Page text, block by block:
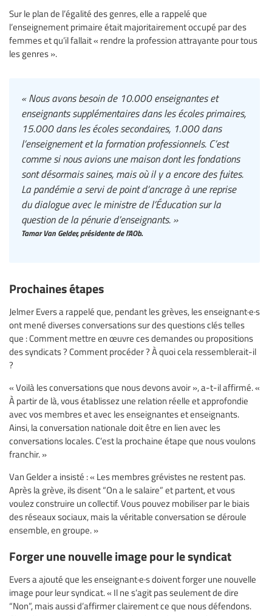
Sur le plan de l’égalité des genres, elle a rappelé que
l’enseignement primaire était majoritairement occupé par des
femmes et qu’il fallait « rendre la profession attrayante pour tous
les genres ».
« Nous avons besoin de 10.000 enseignantes et
enseignants supplémentaires dans les écoles primaires,
15.000 dans les écoles secondaires, 1.000 dans
l’enseignement et la formation professionnels. C’est
comme si nous avions une maison dont les fondations
sont désormais saines, mais où il y a encore des fuites.
La pandémie a servi de point d’ancrage à une reprise
du dialogue avec le ministre de l’Éducation sur la
question de la pénurie d’enseignants. »
Tamar Van Gelder, présidente de l’AOb.
Prochaines étapes
Jelmer Evers a rappelé que, pendant les grèves, les enseignant·e·s
ont mené diverses conversations sur des questions clés telles
que : Comment mettre en œuvre ces demandes ou propositions
des syndicats ? Comment procéder ? À quoi cela ressemblerait-il
?
« Voilà les conversations que nous devons avoir », a-t-il affirmé. «
À partir de là, vous établissez une relation réelle et approfondie
avec vos membres et avec les enseignantes et enseignants.
Ainsi, la conversation nationale doit être en lien avec les
conversations locales. C’est la prochaine étape que nous voulons
franchir. »
Van Gelder a insisté : « Les membres grévistes ne restent pas.
Après la grève, ils disent “On a le salaire” et partent, et vous
voulez construire un collectif. Vous pouvez mobiliser par le biais
des réseaux sociaux, mais la véritable conversation se déroule
ensemble, en groupe. »
Forger une nouvelle image pour le syndicat
Evers a ajouté que les enseignant·e·s doivent forger une nouvelle
image pour leur syndicat. « Il ne s’agit pas seulement de dire
“Non”, mais aussi d’affirmer clairement ce que nous défendons.